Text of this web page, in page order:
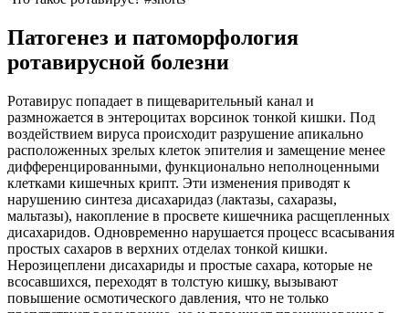
Патогенез и патоморфология
ротавирусной болезни
Ротавирус попадает в пищеварительный канал и
размножается в энтероцитах ворсинок тонкой кишки. Под
воздействием вируса происходит разрушение апикально
расположенных зрелых клеток эпителия и замещение менее
дифференцированными, функционально неполноценными
клетками кишечных крипт. Эти изменения приводят к
нарушению синтеза дисахаридаз (лактазы, сахаразы,
мальтазы), накопление в просвете кишечника расщепленных
дисахаридов. Одновременно нарушается процесс всасывания
простых сахаров в верхних отделах тонкой кишки.
Нерозицеплени дисахариды и простые сахара, которые не
всосавшихся, переходят в толстую кишку, вызывают
повышение осмотического давления, что не только